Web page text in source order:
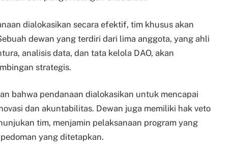
dialokasikan secara efektif, tim khusus akan
dewan yang terdiri dari lima anggota, yang ahli
analisis data, dan tata kelola DAO, akan
strategis.
bahwa pendanaan dialokasikan untuk mencapai
dan akuntabilitas. Dewan juga memiliki hak veto
tim, menjamin pelaksanaan program yang
yang ditetapkan.